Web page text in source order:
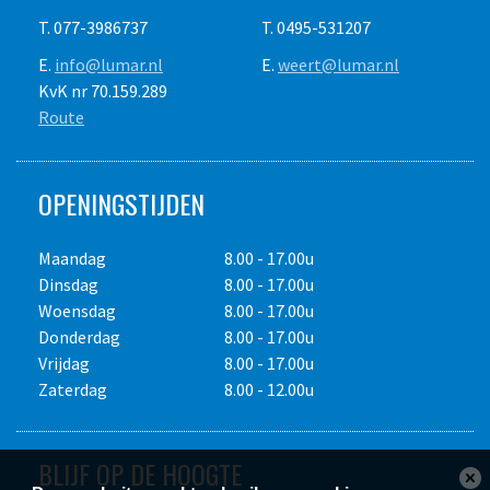
- Stoeprandaanpassing
Werkbreedte verstelbaar
Stoeprandaanpassing
-40/+170 mm.
Gewicht
Transportafmeting LxBxH
Alle bedragen zijn in euro's en exclusief transport, e.v.t.
brandstofverbruik, diamantslijtage of slijpkosten,
accessoires, toeslag voor schade afkoopregeling en 21% Btw.
Dagprijs maximaal acht draaiuren, weekprijs maximaal
veertig draaiuren. Prijswijzigingen voorbehouden. Gebruik op
eigen risico. Het is de verplichting van de
huurder/gebruiker de vereiste P.B.M. te dragen. Overige
T. 077-3986737
E. info@lumar.nl
T. 0495-531207
E. weert@lumar.nl
KvK nr 70.159.289
Route
OPENINGSTIJDEN
Maandag
Dinsdag
Woensdag
Donderdag
Vrijdag
Zaterdag
8.00 - 17.00u
8.00 - 17.00u
8.00 - 17.00u
8.00 - 17.00u
8.00 - 17.00u
8.00 - 12.00u
BLIJF OP DE HOOGTE